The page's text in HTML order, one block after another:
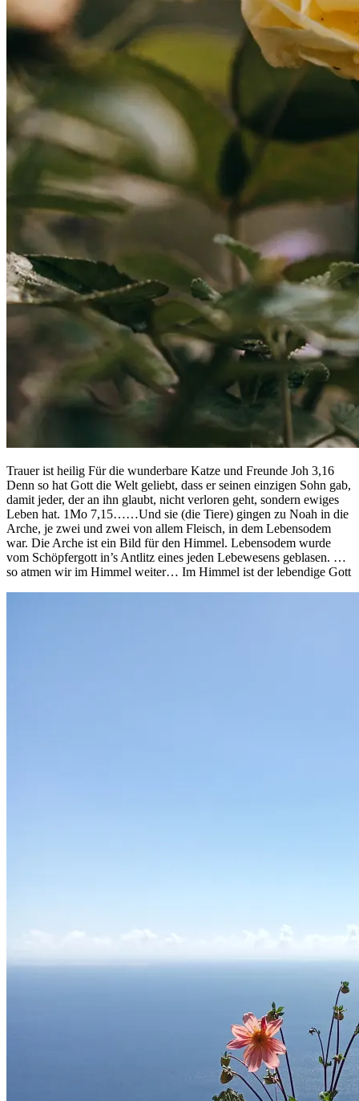
Trauer ist heilig Für die wunderbare Katze und Freunde Joh 3,16
Denn so hat Gott die Welt geliebt, dass er seinen einzigen Sohn gab,
damit jeder, der an ihn glaubt, nicht verloren geht, sondern ewiges
Leben hat. 1Mo 7,15……Und sie (die Tiere) gingen zu Noah in die
Arche, je zwei und zwei von allem Fleisch, in dem Lebensodem
war. Die Arche ist ein Bild für den Himmel. Lebensodem wurde
vom Schöpfergott in’s Antlitz eines jeden Lebewesens geblasen. …
so atmen wir im Himmel weiter… Im Himmel ist der lebendige Gott